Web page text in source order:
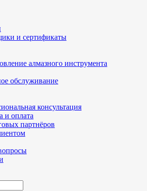
и сертификаты
алмазного инструмента
обслуживание
консультация
и оплата
партнёров